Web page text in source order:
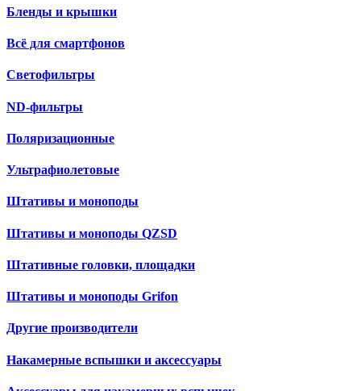
Бленды и крышки
Всё для смартфонов
Светофильтры
ND-фильтры
Поляризационные
Ультрафиолетовые
Штативы и моноподы
Штативы и моноподы QZSD
Штативные головки, площадки
Штативы и моноподы Grifon
Другие производители
Накамерные вспышки и аксессуары